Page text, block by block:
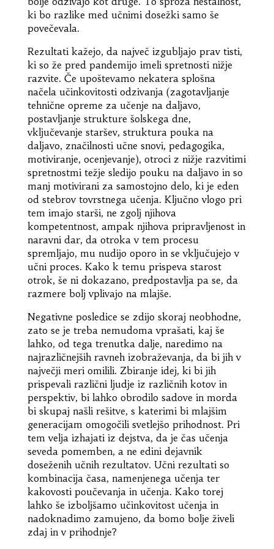
ki bo razlike med učnimi dosežki samo še
povečevala.
Rezultati kažejo, da največ izgubljajo prav tisti,
ki so že pred pandemijo imeli spretnosti nižje
razvite. Če upoštevamo nekatera splošna
načela učinkovitosti odzivanja (zagotavljanje
tehnične opreme za učenje na daljavo,
postavljanje strukture šolskega dne,
vključevanje staršev, struktura pouka na
daljavo, značilnosti učne snovi, pedagogika,
motiviranje, ocenjevanje), otroci z nižje razvitimi
spretnostmi težje sledijo pouku na daljavo in so
manj motivirani za samostojno delo, ki je eden
od stebrov tovrstnega učenja. Ključno vlogo pri
tem imajo starši, ne zgolj njihova
kompetentnost, ampak njihova pripravljenost in
naravni dar, da otroka v tem procesu
spremljajo, mu nudijo oporo in se vključujejo v
učni proces. Kako k temu prispeva starost
otrok, še ni dokazano, predpostavlja pa se, da
razmere bolj vplivajo na mlajše.
Negativne posledice se zdijo skoraj neobhodne,
zato se je treba nemudoma vprašati, kaj še
lahko, od tega trenutka dalje, naredimo na
najrazličnejših ravneh izobraževanja, da bi jih v
največji meri omilili. Zbiranje idej, ki bi jih
prispevali različni ljudje iz različnih kotov in
perspektiv, bi lahko obrodilo sadove in morda
bi skupaj našli rešitve, s katerimi bi mlajšim
generacijam omogočili svetlejšo prihodnost. Pri
tem velja izhajati iz dejstva, da je čas učenja
seveda pomemben, a ne edini dejavnik
doseženih učnih rezultatov. Učni rezultati so
kombinacija časa, namenjenega učenja ter
kakovosti poučevanja in učenja. Kako torej
lahko še izboljšamo učinkovitost učenja in
nadoknadimo zamujeno, da bomo bolje živeli
zdaj in v prihodnje?